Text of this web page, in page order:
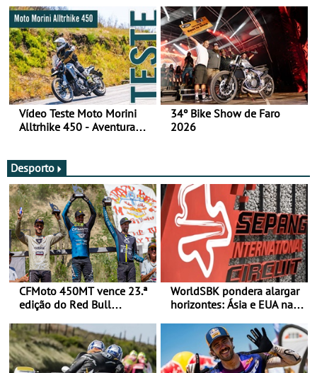
Vídeo Teste Moto Morini
Alltrhike 450 - Aventura
34º Bike Show de Faro
2026
Desporto
CFMoto 450MT vence 23.ª
edição do Red Bull
Categorias Adventure -
Vitória na Ultimate, Core e
Lite
WorldSBK pondera alargar
horizontes: Ásia e EUA na